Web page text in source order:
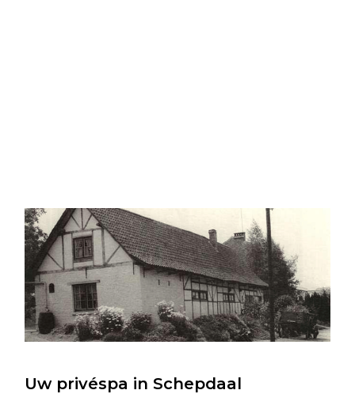
Uw privéspa in Schepdaal